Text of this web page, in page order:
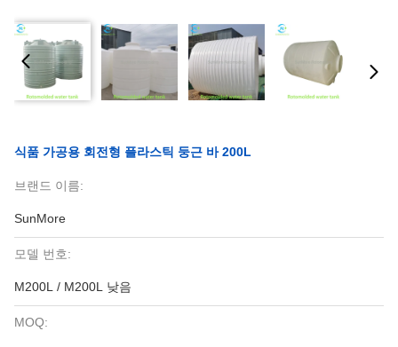
식품 가공용 회전형 플라스틱 둥근 바 200L
브랜드 이름:
SunMore
모델 번호:
M200L / M200L 낮음
MOQ: